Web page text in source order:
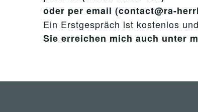
oder per email (contact@ra-
Ein Erstgespräch ist kostenlos
Sie erreichen mich auch unter